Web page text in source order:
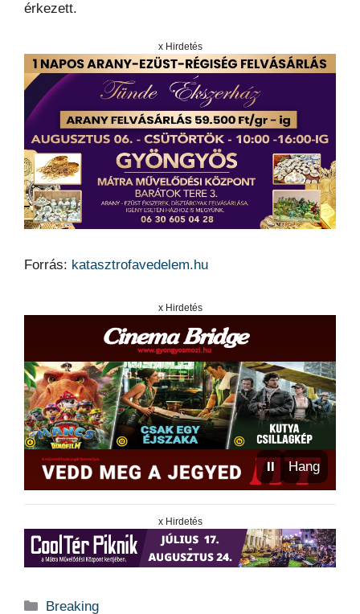
érkezett.
x Hirdetés
Forrás: katasztrofavedelem.hu
x Hirdetés
⏸ Hang
x Hirdetés
Kategória
Breaking